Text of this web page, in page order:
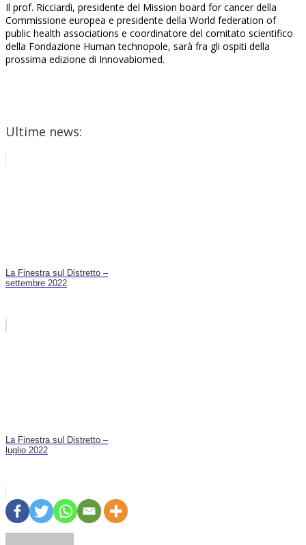
Il prof. Ricciardi, presidente del Mission board for cancer della
Commissione europea e presidente della World federation of
public health associations e coordinatore del comitato scientifico
della Fondazione Human technopole, sarà fra gli ospiti della
prossima edizione di Innovabiomed.
Ultime news:
La Finestra sul Distretto –
settembre 2022
La Finestra sul Distretto –
luglio 2022